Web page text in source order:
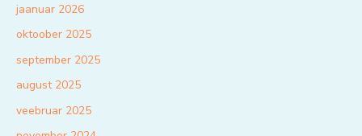
jaanuar 2026
oktoober 2025
september 2025
august 2025
veebruar 2025